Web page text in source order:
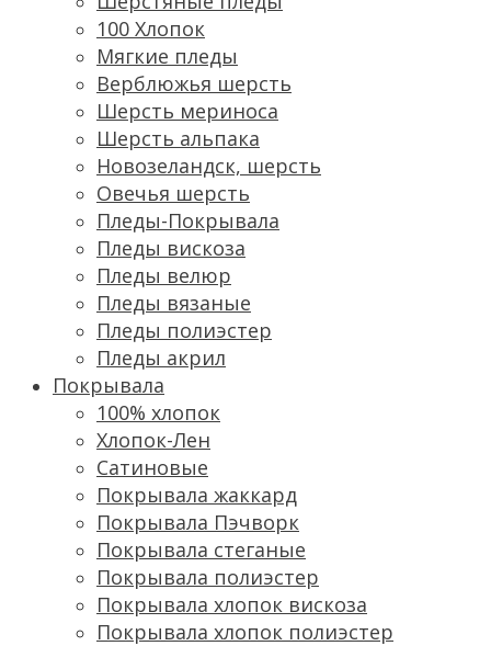
100 Хлопок
Мягкие пледы
Верблюжья шерсть
Шерсть мериноса
Шерсть альпака
Новозеландск, шерсть
Овечья шерсть
Пледы-Покрывала
Пледы вискоза
Пледы велюр
Пледы вязаные
Пледы полиэстер
Пледы акрил
Покрывала
100% хлопок
Хлопок-Лен
Сатиновые
Покрывала жаккард
Покрывала Пэчворк
Покрывала стеганые
Покрывала полиэстер
Покрывала хлопок вискоза
Покрывала хлопок полиэстер